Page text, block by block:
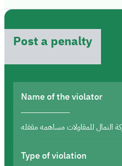
Post a penalty
Name of the violator
النمال للمقاولات مساهمه مقفله
Type of violation